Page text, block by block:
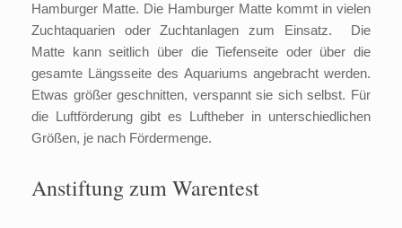
Hamburger Matte. Die Hamburger Matte kommt in vielen
Zuchtaquarien oder Zuchtanlagen zum Einsatz. Die
Matte kann seitlich über die Tiefenseite oder über die
gesamte Längsseite des Aquariums angebracht werden.
Etwas größer geschnitten, verspannt sie sich selbst. Für
die Luftförderung gibt es Luftheber in unterschiedlichen
Größen, je nach Fördermenge.
Anstiftung zum Warentest